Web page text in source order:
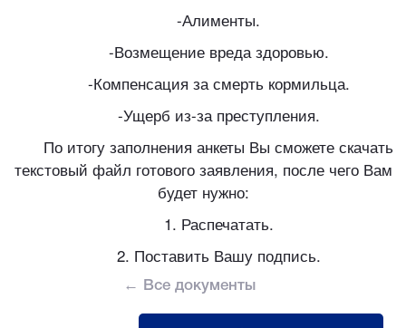
-Алименты.
-Возмещение вреда здоровью.
-Компенсация за смерть кормильца.
-Ущерб из-за преступления.
По итогу заполнения анкеты Вы сможете скачать
текстовый файл готового заявления, после чего Вам
будет нужно:
1. Распечатать.
2. Поставить Вашу подпись.
← Все документы